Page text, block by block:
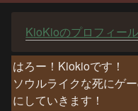
KioKioのプロフィール
はろー！Kiokioです！
ソウルライクな死にゲ
にしていきます！